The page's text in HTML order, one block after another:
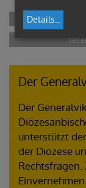
Der
Der
unterstützt
der Diözese
Details